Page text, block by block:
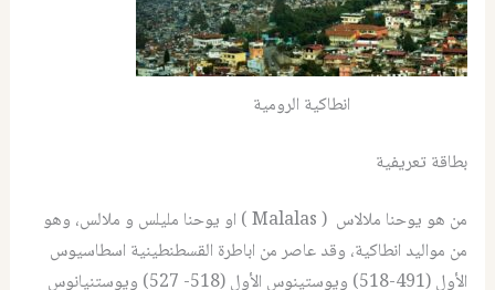
انطاكية الرومية
بطاقة تعريفية
من هو يوحنا ملالاس ( Malalas ) او يوحنا مليلس و ملالس، وهو
من مواليد انطاكية، وقد عاصر من اباطرة القسطنطينية اسطاسيوس
الأول (491-518) ويوستينوس الأول (518- 527) ويوستنيانوس